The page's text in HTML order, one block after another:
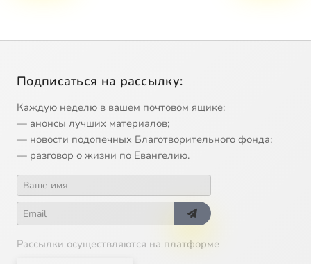
Подписаться на рассылку:
Каждую неделю в вашем почтовом ящике:
— анонсы лучших материалов;
— новости подопечных Благотворительного фонда;
— разговор о жизни по Евангелию.
Рассылки осуществляются на платформе